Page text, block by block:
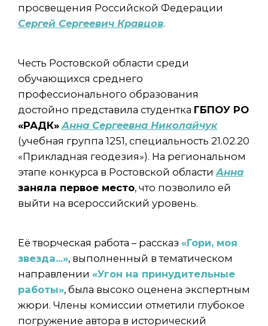
просвещения Российской Федерации
Сергей Сергеевич Кравцов.
Честь Ростовской области среди
обучающихся среднего
профессионального образования
достойно представила студентка ГБПОУ РО
«РАДК» Анна Сергеевна Николайчук
(учебная группа 1251, специальность 21.02.20
«Прикладная геодезия»). На региональном
этапе конкурса в Ростовской области Анна
заняла первое место, что позволило ей
выйти на всероссийский уровень.
Её творческая работа – рассказ «Гори, моя
звезда…», выполненный в тематическом
направлении «Угон на принудительные
работы», была высоко оценена экспертным
жюри. Члены комиссии отметили глубокое
погружение автора в исторический